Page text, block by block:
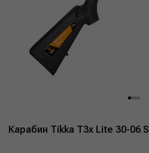
Карабин Tikka T3x Lite 30-06